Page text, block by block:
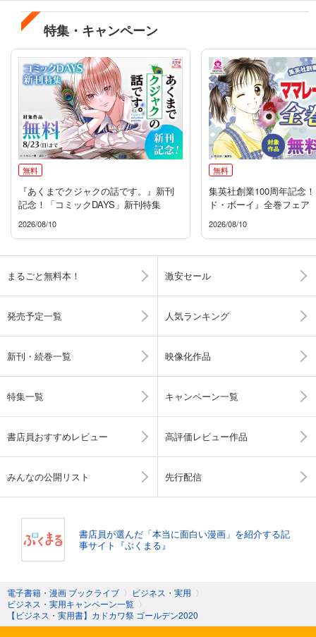
特集・キャンペーン
無料
『あくまでクジャクの話です。』新刊
記念！「コミックDAYS」新刊特集
2026/08/10
無料
集英社創業100周年記念
ド・ボーイ』全巻フェア
2026/08/10
まるごと無料本！ 激安セール
発売予定一覧 人気ランキング
新刊・続巻一覧 映像化作品
特集一覧 キャンペーン一覧
書店員おすすめレビュー 高評価レビュー作品
みんなの公開リスト 先行配信
書店員が選んだ「本当に面白い漫画」を紹介する記
事サイト『ぶくまる』
電子書籍・漫画 ブックライブ 〉 ビジネス・実用 〉
ビジネス・実用キャンペーン一覧 〉
【ビジネス・実用書】カドカワ祭 ゴールデン2020